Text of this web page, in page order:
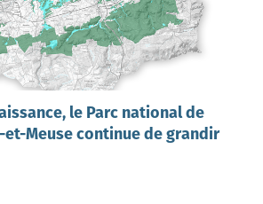
le Parc national de
et-Meuse continue de grandir